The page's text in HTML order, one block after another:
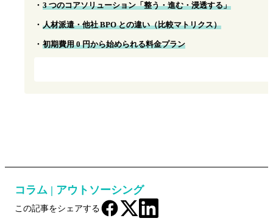
3 つのコアソリューション「整う・進む・浸透する」
人材派遣・他社 BPO との違い（比較マトリクス）
初期費用 0 円から始められる料金プラン
コラム | アウトソーシング
この記事をシェアする